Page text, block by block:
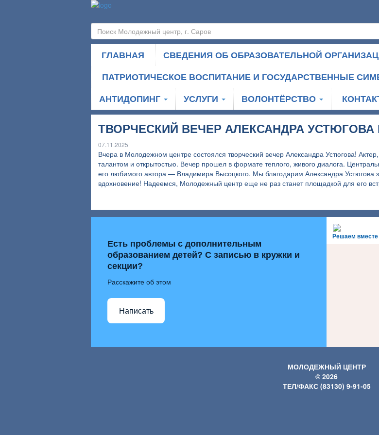
ГЛАВНАЯ
СВЕДЕНИЯ ОБ ОБРАЗОВАТЕЛЬНОЙ
ПАТРИОТИЧЕСКОЕ ВОСПИТАНИЕ И ГОСУДАРСТВЕННЫЕ
АНТИДОПИНГ
УСЛУГИ ВОЛОНТЁРСТВО
ТВОРЧЕСКИЙ ВЕЧЕР АЛЕКСАНДРА УСТЮГОВА
07.11.2025
Вчера в Молодежном центре состоялся творческий вечер Александра Устюгова!
талантом и открытостью. Вечер прошел в формате теплого, живого диалога.
его любимого автора — Владимира Высоцкого. Мы благодарим Александра Устюгова
вдохновение! Надеемся, Молодежный центр еще не раз станет площадкой для его
Решаем вместе
Есть проблемы с дополнительным
образованием детей? С записью в кружки и
секции?
Расскажите об этом
Написать
МОЛОДЕЖНЫЙ ЦЕНТР
© 2026
ТЕЛ/ФАКС (83130) 9-91-05